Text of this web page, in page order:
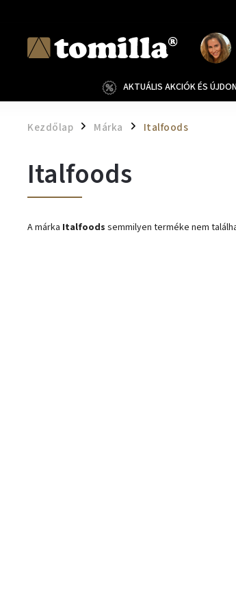
AKTUÁLIS AKCIÓK ÉS
Kezdőlap / Márka / Italfoods
Italfoods
A márka Italfoods semmilyen terméke nem